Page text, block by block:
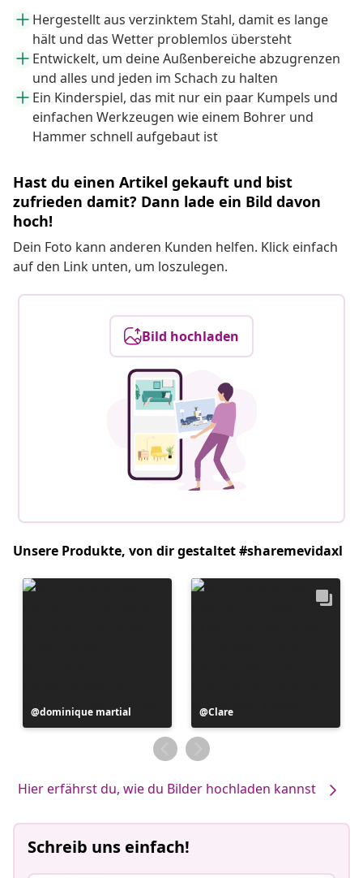
Hergestellt aus verzinktem Stahl, damit es lange
hält und das Wetter problemlos übersteht
Entwickelt, um deine Außenbereiche abzugrenzen
und alles und jeden im Schach zu halten
Ein Kinderspiel, das mit nur ein paar Kumpels und
einfachen Werkzeugen wie einem Bohrer und
Hammer schnell aufgebaut ist
Hast du einen Artikel gekauft und bist
zufrieden damit? Dann lade ein Bild davon
hoch!
Dein Foto kann anderen Kunden helfen. Klick einfach
auf den Link unten, um loszulegen.
Bild hochladen
Unsere Produkte, von dir gestaltet #sharemevidaxl
Beitrag
veröffentlicht
dominique martial
Beitrag
veröffentlicht
von
Clare
Hier erfährst du, wie du Bilder hochladen kannst
Schreib uns einfach!